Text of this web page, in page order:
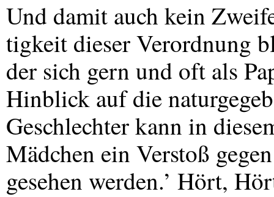
Und damit auch kein
tigkeit dieser Verordnung
der sich gern und oft als
Hinblick auf die
Geschlechter kann in
Mädchen ein Verstoß
gesehen werden.’ Hört,